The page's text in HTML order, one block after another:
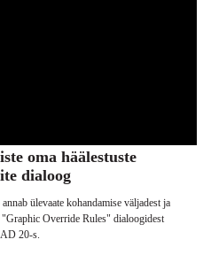
oma häälestuste
dialoog
ülevaate kohandamise väljadest ja
Override Rules" dialoogidest
20-s.